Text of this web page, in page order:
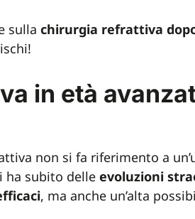
sulla chirurgia refrattiva
in età
non si fa riferimento a
ha subito delle evoluzioni
, ma anche un’alta